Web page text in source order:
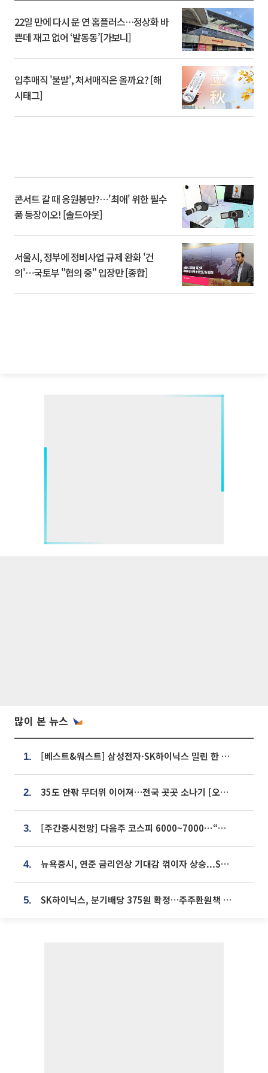
22일 만에 다시 문 연 홈플러스…정상화 바
쁜데 재고 없어 ‘발동동’[가보니]
입추매직 '불발', 처서매직은 올까요? [해
시태그]
콘서트 갈 때 응원봉만?⋯'최애' 위한 필수
품 등장이오! [솔드아웃]
서울시, 정부에 정비사업 규제 완화 '건
의'⋯국토부 "협의 중" 입장만 [종합]
많이 본 뉴스
1. [베스트&워스트] 삼성전자·SK하이닉스 밀린 한 주…상상인증권은 85% 급등
2. 35도 안팎 무더위 이어져…전국 곳곳 소나기 [오늘 날씨]
3. [주간증시전망] 다음주 코스피 6000~7000⋯“外人 수급은 정책이 변수”
4. 뉴욕증시, 연준 금리인상 기대감 꺾이자 상승...S&P500 사상 최고치 [종합]
5. SK하이닉스, 분기배당 375원 확정…주주환원책 9월로 앞당겨 발표